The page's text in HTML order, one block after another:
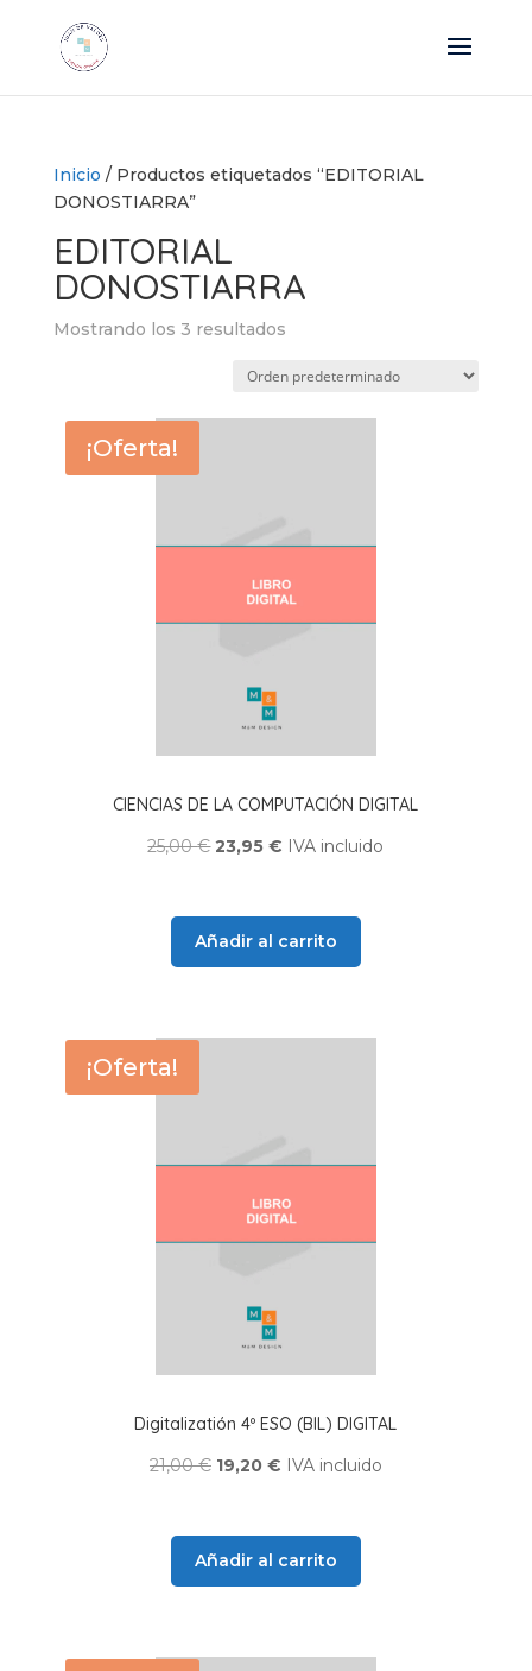
Inicio / Productos etiquetados “EDITORIAL
DONOSTIARRA”
EDITORIAL
DONOSTIARRA
Mostrando los 3 resultados
¡Oferta!
CIENCIAS DE LA COMPUTACIÓN DIGITAL
25,00€El
25,00 €.
23,95€ El
23,95 €.
IVA incluido
Añadir al carrito
¡Oferta!
Digitalizatión 4º ESO (BIL) DIGITAL
21,00€ El
21,00 €.
19,20 €El
19,20 €.
IVA incluido
Añadir al carrito